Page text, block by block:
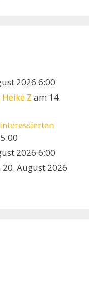
2026 6:00
Z am 14.
2026 6:00
20. August 2026